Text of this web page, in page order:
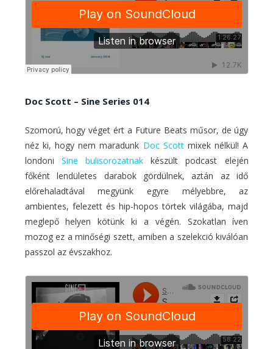
Doc Scott – Sine Series 014
Szomorú, hogy véget ért a Future Beats műsor, de úgy
néz ki, hogy nem maradunk Doc Scottmixek nélkül! A
londoni Sine bulisorozatnakkészült podcast elején
főként lendületes darabok gördülnek, aztán az idő
előrehaladtával megyünk egyre mélyebbre, az
ambientes, felezett és hip-hopos törtek világába, majd
meglepő helyen kötünk ki a végén. Szokatlan íven
mozog ez a minőségi szett, amiben a szelekció kiválóan
passzol az évszakhoz.